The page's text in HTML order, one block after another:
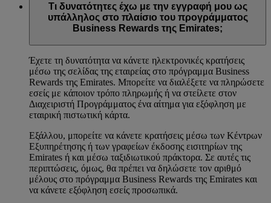
Τι δυνατότητες έχω με την εγγραφή μου ως
υπάλληλος στο πλαίσιο του προγράμματος
Business Rewards της Emirates;
Έχετε τη δυνατότητα να κάνετε ηλεκτρονικές κρατήσεις
μέσω της σελίδας της εταιρείας στο πρόγραμμα Business
Rewards της Emirates. Μπορείτε να διαλέξετε να πληρώσετε
εσείς με κάποιον τρόπο πληρωμής ή να στείλετε στον
Διαχειριστή Προγράμματος ένα αίτημα για εξόφληση με
εταιρική πιστωτική κάρτα.
Εξάλλου, μπορείτε να κάνετε κρατήσεις μέσω των Κέντρων
Εξυπηρέτησης ή των γραφείων έκδοσης εισιτηρίων της
Emirates ή και μέσω ταξιδιωτικού πράκτορα. Σε αυτές τις
περιπτώσεις, όμως, θα πρέπει να δηλώσετε τον αριθμό
μέλους στο πρόγραμμα Business Rewards της Emirates και
να κάνετε εξόφληση εσείς προσωπικά.